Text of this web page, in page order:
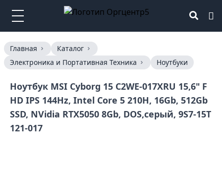
Главная
Каталог
Электроника и Портативная Техника
Ноутбуки
Ноутбук MSI Cyborg 15 C2WE-017XRU 15,6" F
HD IPS 144Hz, Intel Core 5 210H, 16Gb, 512Gb
SSD, NVidia RTX5050 8Gb, DOS,серый, 9S7-15T
121-017